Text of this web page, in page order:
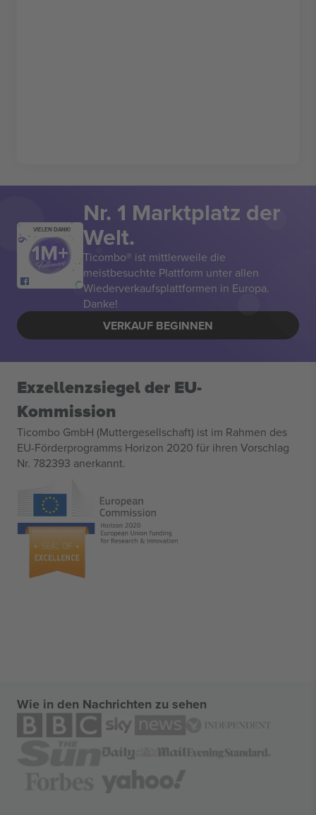
VIELEN DANK!
Nr. 1 Marktplatz der
Welt.
Ticombo® ist mittlerweile die
meistbesuchte Plattform unter allen
Wiederverkaufsplattformen in Europa.
Danke!
VERKAUF BEGINNEN
Exzellenzsiegel der EU-
Kommission
Ticombo GmbH (Muttergesellschaft) ist im Rahmen des
EU-Förderprogramms Horizon 2020 für ihren Vorschlag
Nr. 782393 anerkannt.
Wie in den Nachrichten zu sehen